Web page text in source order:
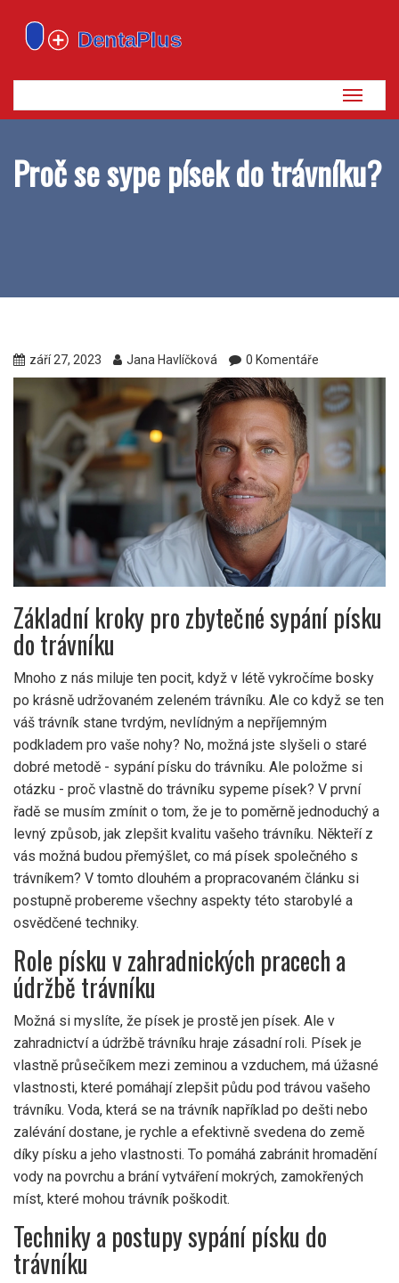
Zobrazit
navigaci
Proč se sype písek do trávníku?
září 27, 2023 Jana Havlíčková 0 Komentáře
Základní kroky pro zbytečné sypání písku
do trávníku
Mnoho z nás miluje ten pocit, když v létě vykročíme bosky
po krásně udržovaném zeleném trávníku. Ale co když se ten
váš trávník stane tvrdým, nevlídným a nepříjemným
podkladem pro vaše nohy? No, možná jste slyšeli o staré
dobré metodě - sypání písku do trávníku. Ale položme si
otázku - proč vlastně do trávníku sypeme písek? V první
řadě se musím zmínit o tom, že je to poměrně jednoduchý a
levný způsob, jak zlepšit kvalitu vašeho trávníku. Někteří z
vás možná budou přemýšlet, co má písek společného s
trávníkem? V tomto dlouhém a propracovaném článku si
postupně probereme všechny aspekty této starobylé a
osvědčené techniky.
Role písku v zahradnických pracech a
údržbě trávníku
Možná si myslíte, že písek je prostě jen písek. Ale v
zahradnictví a údržbě trávníku hraje zásadní roli. Písek je
vlastně průsečíkem mezi zeminou a vzduchem, má úžasné
vlastnosti, které pomáhají zlepšit půdu pod trávou vašeho
trávníku. Voda, která se na trávník například po dešti nebo
zalévání dostane, je rychle a efektivně svedena do země
díky písku a jeho vlastnosti. To pomáhá zabránit hromadění
vody na povrchu a brání vytváření mokrých, zamokřených
míst, které mohou trávník poškodit.
Techniky a postupy sypání písku do
trávníku